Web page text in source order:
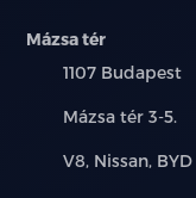
Mázsa tér
Település:
1107 Budapest
Cím:
Mázsa tér 3-5.
Márkák:
V8, Nissan, BYD